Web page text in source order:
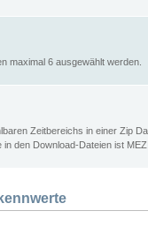
maximal 6 ausgewählt werden.
Zeitbereichs in einer Zip
den Download-Dateien ist MEZ!